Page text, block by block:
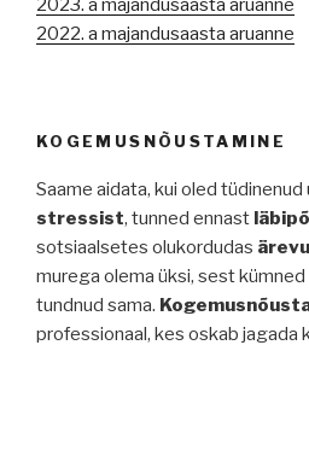
2023. a majandusaasta aruanne
2022. a majandusaasta aruanne
KOGEMUSNÕUSTAMINE
Saame aidata, kui oled
stressist, tunned ennast
sotsiaalsetes olukordudas
murega olema üksi, sest
tundnud sama.
professionaal, kes oskab jagada